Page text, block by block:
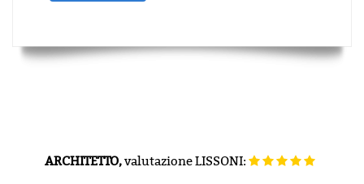
ARCHITETTO,valutazioneLISSONI: